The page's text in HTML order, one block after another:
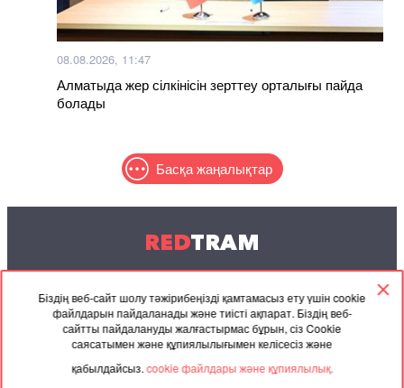
Біздің веб-сайт шолу тәжірибеңізді қамтамасыз ету үшін cookie
файлдарын пайдаланады және тиісті ақпарат. Біздің веб-
сайтты пайдалануды жалғастырмас бұрын, сіз Cookie
саясатымен және құпиялылығымен келісесіз және
қабылдайсыз.cookie файлдары және құпиялылық.
08.08.2026, 11:47
Алматыда жер сілкінісін зерттеу орталығы пайда
болады
Басқа жаңалықтар
REDTRAM
© 2004-2026 Redtram, Ltd.
Ынтымақтастық
Серіктес
материалдар
Мұрағат
Келісімі
Байланысу